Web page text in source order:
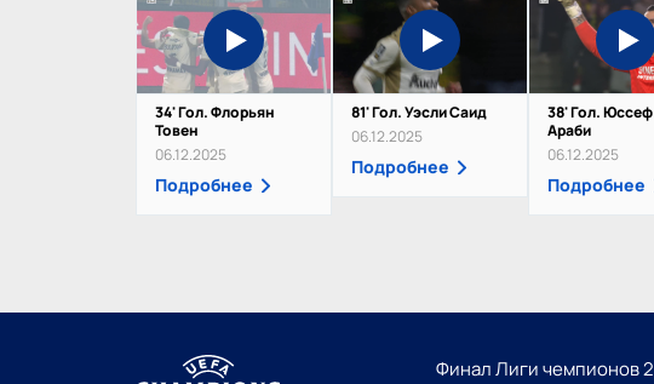
34' Гол. Флорьян
Товен
06.12.2025
Подробнее
81' Гол. Уэсли Саид
06.12.2025
Подробнее
38' Гол.
Араби
06.12.2025
Подробнее
Финал Лиги чемпионов